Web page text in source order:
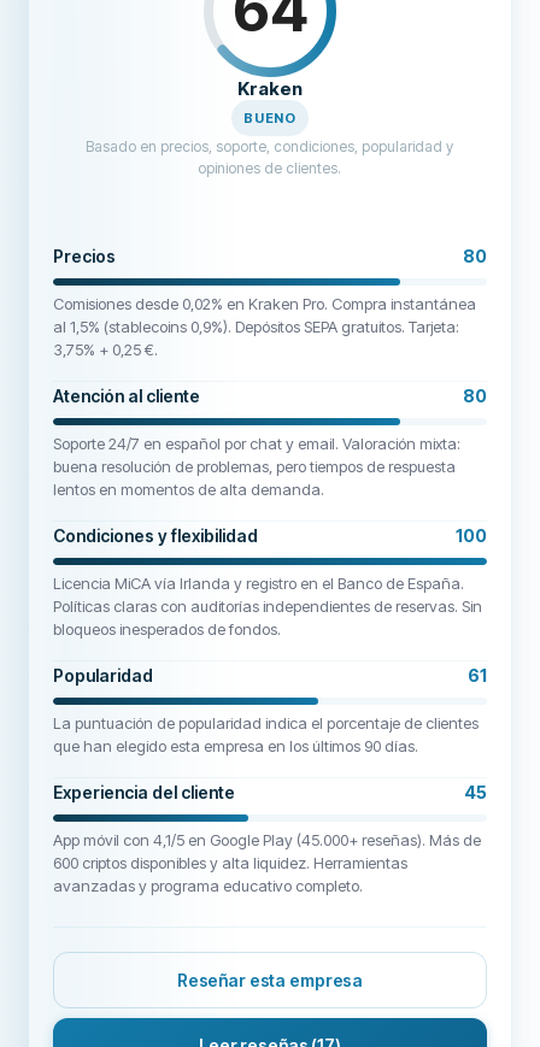
Kraken
BUENO
Basado en precios, soporte, condiciones, popularidad y
opiniones de clientes.
Precios 80
Comisiones desde 0,02% en Kraken Pro. Compra instantánea
al 1,5% (stablecoins 0,9%). Depósitos SEPA gratuitos. Tarjeta:
3,75% + 0,25 €.
Atención al cliente 80
Soporte 24/7 en español por chat y email. Valoración mixta:
buena resolución de problemas, pero tiempos de respuesta
lentos en momentos de alta demanda.
Condiciones y flexibilidad 100
Licencia MiCA vía Irlanda y registro en el Banco de España.
Políticas claras con auditorías independientes de reservas. Sin
bloqueos inesperados de fondos.
Popularidad 61
La puntuación de popularidad indica el porcentaje de clientes
que han elegido esta empresa en los últimos 90 días.
Experiencia del cliente 45
App móvil con 4,1/5 en Google Play (45.000+ reseñas). Más de
600 criptos disponibles y alta liquidez. Herramientas
avanzadas y programa educativo completo.
Reseñar esta empresa